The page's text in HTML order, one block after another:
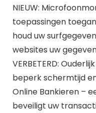
NIEUW:
toepassingen
houd uw
websites uw
VERBETERD:
beperk schermtijd
Online Bankieren –
beveiligt uw